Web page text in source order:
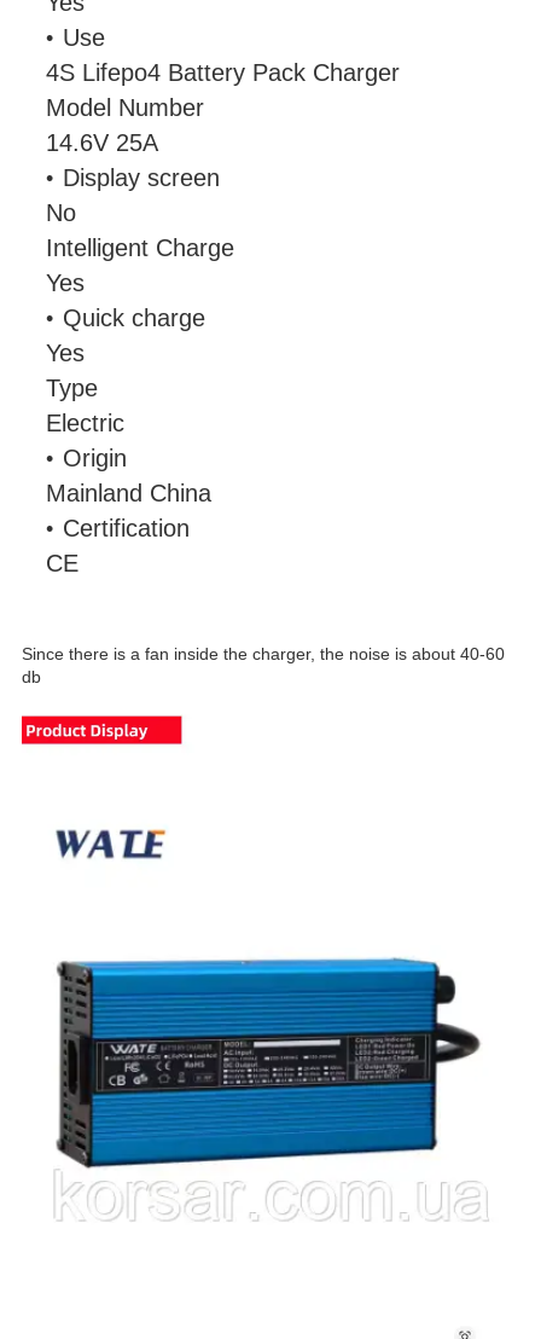
Use
4S Lifepo4 Battery Pack Charger
Model Number
14.6V 25A
Display screen
No
Intelligent Charge
Yes
Quick charge
Yes
Type
Electric
Origin
Mainland China
Certification
CE
Since there is a fan inside the charger, the noise is about 40-60
db